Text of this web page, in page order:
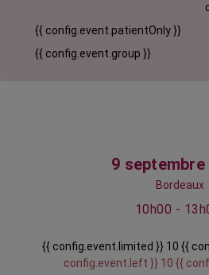
{{ config.event.patientOnly }}
{{ config.event.group }}
9 septembre
Bordeaux
10h00 -
{{ config.event.limited }} 10 {{
config.event.left }} 10 {{